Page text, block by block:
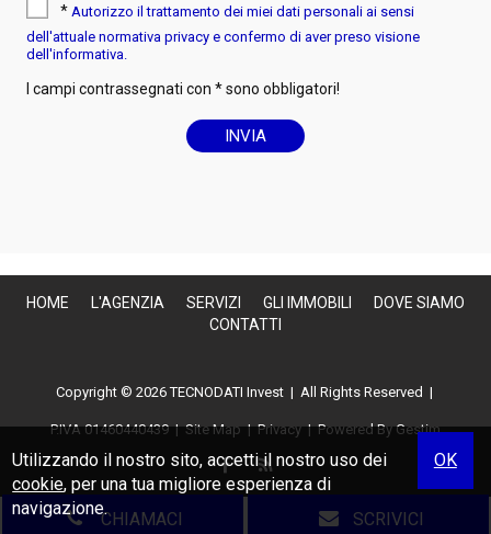
CHIAMACI SCRIVICI
* Autorizzo il trattamento dei miei dati personali ai sensi
dell'attuale normativa privacy e confermo di aver preso visione
dell'informativa.
I campi contrassegnati con * sono obbligatori!
HOME L'AGENZIA SERVIZI GLI IMMOBILI
DOVE SIAMO
CONTATTI
Copyright © 2026 TECNODATI Invest | All Rights Reserved |
P.IVA 01460440439|Site Map|Privacy| Powered ByGestim
Utilizzando il nostro sito, accetti il nostro uso dei
cookie, per una tua migliore esperienza di
navigazione.
OK